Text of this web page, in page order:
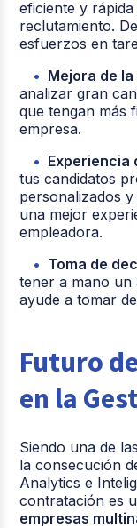
eficiente y
reclutamiento.
esfuerzos en
Mejora de
analizar gran
que tengan más
empresa.
Experiencia
tus candidatos
personalizados
una mejor
empleadora.
Toma de
tener a mano un
ayude a tomar
Futuro
en la
Siendo una de
la consecución
Analytics e
contratación es
empresas